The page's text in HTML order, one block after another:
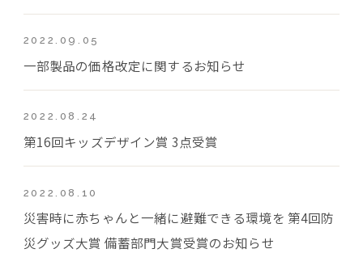
2022.09.05
一部製品の価格改定に関するお知らせ
2022.08.24
第16回キッズデザイン賞 3点受賞
2022.08.10
災害時に赤ちゃんと一緒に避難できる環境を 第4回防
災グッズ大賞 備蓄部門大賞受賞のお知らせ